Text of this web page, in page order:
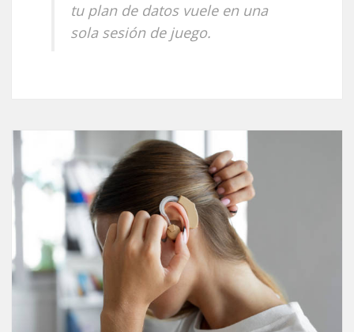
tu plan de datos vuele en una
sola sesión de juego.